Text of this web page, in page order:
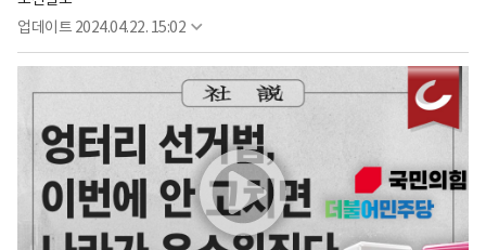
업데이트 2024.04.22. 15:02